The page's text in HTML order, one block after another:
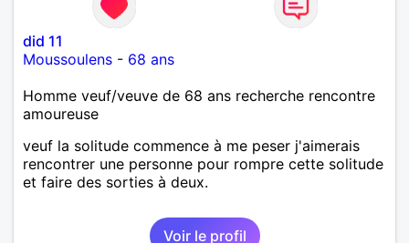
did 11
Moussoulens - 68 ans
Homme veuf/veuve de 68 ans recherche rencontre
amoureuse
veuf la solitude commence à me peser j'aimerais
rencontrer une personne pour rompre cette solitude
et faire des sorties à deux.
Voir le profil